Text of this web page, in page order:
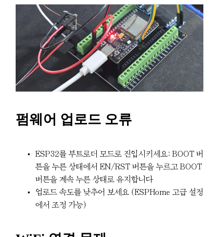
펌웨어 업로드 오류
ESP32를 부트로더 모드로 진입시키세요: BOOT 버
튼을 누른 상태에서 EN/RST 버튼을 누르고 BOOT
버튼을 계속 누른 상태로 유지합니다
업로드 속도를 낮추어 보세요 (ESPHome 고급 설정
에서 조정 가능)